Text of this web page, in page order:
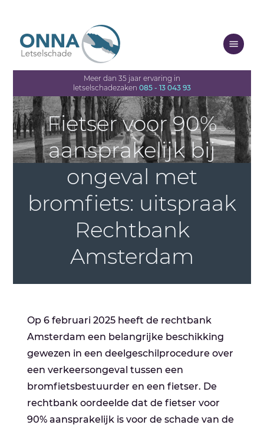
Meer dan 35 jaar ervaring in
letselschadezaken 085 - 13 043 93
Fietser voor 90%
aansprakelijk bij
ongeval met
bromfiets: uitspraak
Rechtbank
Amsterdam
Op 6 februari 2025 heeft de rechtbank
Amsterdam een belangrijke beschikking
gewezen in een deelgeschilprocedure over
een verkeersongeval tussen een
bromfietsbestuurder en een fietser. De
rechtbank oordeelde dat de fietser voor
90% aansprakelijk is voor de schade van de